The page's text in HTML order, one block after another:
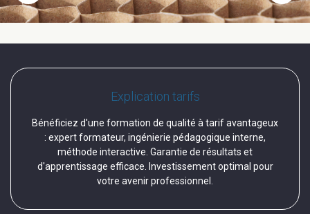
Explication tarifs
Bénéficiez d'une formation de qualité à tarif avantageux
: expert formateur, ingénierie pédagogique interne,
méthode interactive. Garantie de résultats et
d'apprentissage efficace. Investissement optimal pour
votre avenir professionnel.